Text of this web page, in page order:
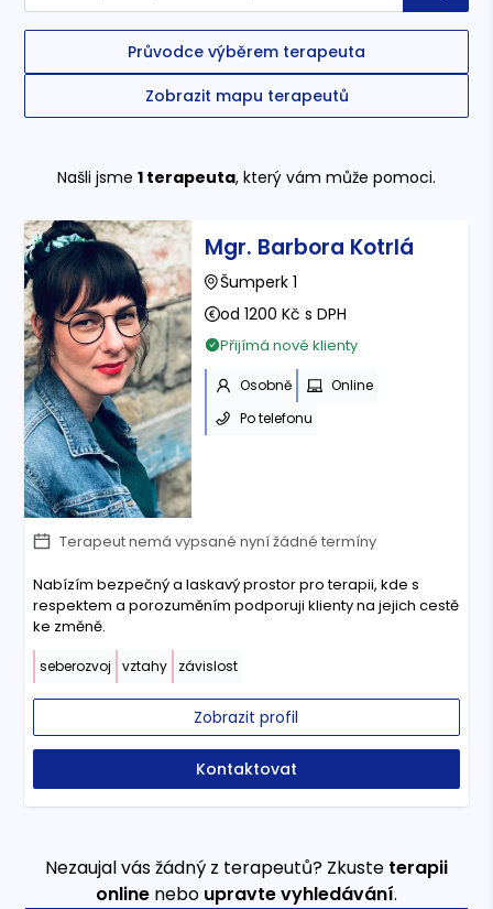
Průvodce výběrem terapeuta
Zobrazit mapu terapeutů
Našli jsme 1 terapeuta, který vám může pomoci.
Mgr. Barbora Kotrlá
Šumperk 1
od 1200 Kč s DPH
Přijímá nové klienty
Osobně
Online
Po telefonu
Terapeut nemá vypsané nyní žádné termíny
Nabízím bezpečný a laskavý prostor pro terapii, kde s
respektem a porozuměním podporuji klienty na jejich cestě
ke změně.
seberozvoj vztahy závislost
Zobrazit profil
Kontaktovat
Nezaujal vás žádný z terapeutů? Zkuste terapii
online nebo upravte vyhledávání.